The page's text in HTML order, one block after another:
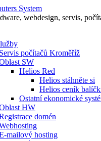
System
webdesign, servis,
Servis počítačů Kroměříž
SW
Helios Red
Helios stáhněte si
Helios ceník
Ostatní ekonomické
HW
domén
mailový hosting